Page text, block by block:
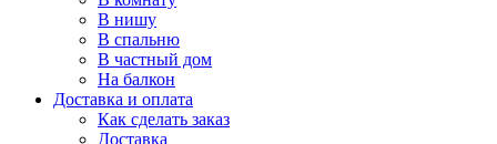
В нишу
В спальню
В частный дом
На балкон
Доставка и оплата
Как сделать заказ
Доставка